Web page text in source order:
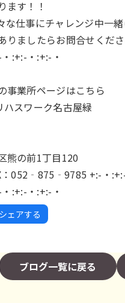
ます！！
仕事にチャレンジ中一緒
りましたらお問合せくだ
:+:-・:+:-・
業所ページはこちら
スワーク名古屋緑
熊の前1丁目120
：052‐875‐9785 +:-・
:+:-・:+:-・
ェアする
ブログ一覧に戻る